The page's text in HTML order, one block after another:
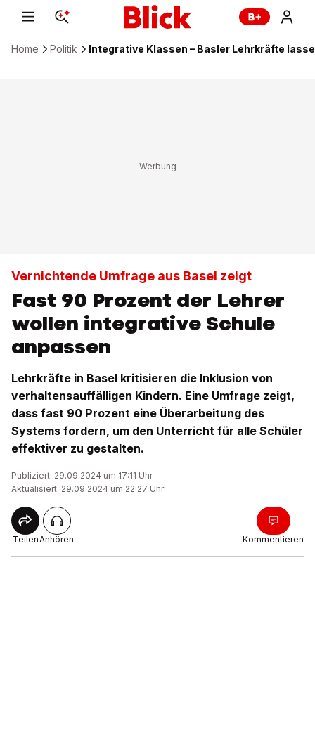
Home Politik Integrative Klassen – Basler Lehrkräfte
Vernichtende Umfrage aus Basel zeigt
Fast 90 Prozent der Lehrer
wollen integrative Schule
anpassen
Lehrkräfte in Basel kritisieren die Inklusion von
verhaltensauffälligen Kindern. Eine Umfrage zeigt,
dass fast 90 Prozent eine Überarbeitung des
Systems fordern, um den Unterricht für alle Schüler
effektiver zu gestalten.
Publiziert: 29.09.2024 um 17:11 Uhr
Aktualisiert: 29.09.2024 um 22:27 Uhr
TeilenAnhören Kommentieren